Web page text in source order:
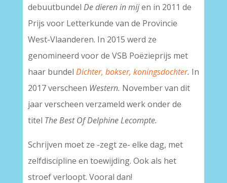
debuutbundel De dieren in mijen in 2011 de
Prijs voor Letterkunde van de Provincie
West-Vlaanderen. In 2015 werd ze
genomineerd voor de VSB Poëzieprijs met
haar bundel Dichter, bokser, koningsdochter. In
2017 verscheen Western. November van dit
jaar verscheen verzameld werk onder de
titel The Best Of Delphine Lecompte.
Schrijven moet ze -zegt ze- elke dag, met
zelfdiscipline en toewijding. Ook als het
stroef verloopt. Vooral dan!